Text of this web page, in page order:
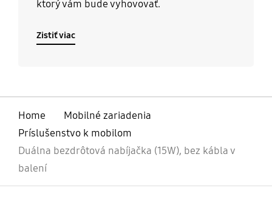
ktorý vám bude vyhovovať.
Zistiť viac
Home
Mobilné zariadenia
Príslušenstvo k mobilom
Duálna bezdrôtová nabíjačka (15W), bez kábla v
balení